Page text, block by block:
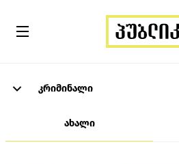
კრიმინალი
ახალი